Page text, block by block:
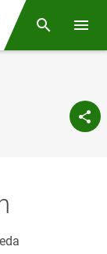
Otsing